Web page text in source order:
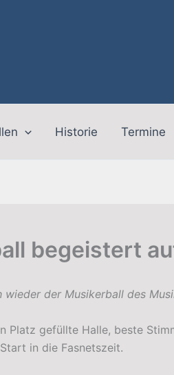
Historie Termine
begeistert
wieder der Musikerball des
Platz gefüllte Halle, beste
in die Fasnetszeit.